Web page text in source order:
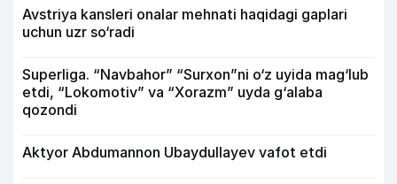
Avstriya kansleri onalar mehnati haqidagi gaplari
uchun uzr so‘radi
Superliga. “Navbahor” “Surxon”ni o‘z uyida mag‘lub
etdi, “Lokomotiv” va “Xorazm” uyda g‘alaba
qozondi
Aktyor Abdu­mannon Ubaydullayev vafot etdi